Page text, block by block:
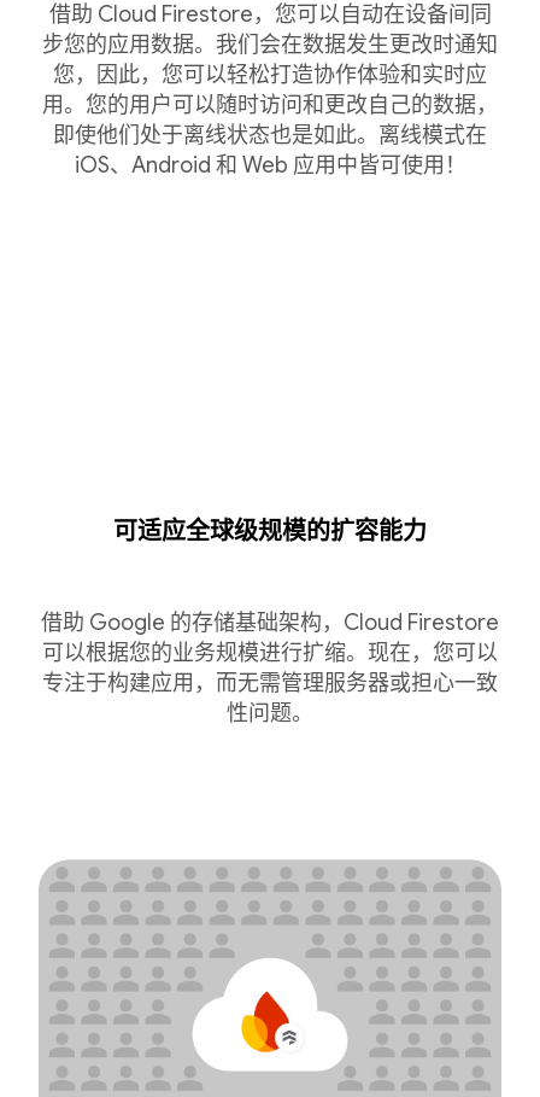
借助 Cloud Firestore，您可以自动在设备间同
步您的应用数据。我们会在数据发生更改时通知
您，因此，您可以轻松打造协作体验和实时应
用。您的用户可以随时访问和更改自己的数据，
即使他们处于离线状态也是如此。离线模式在
iOS、Android 和 Web 应用中皆可使用！
可适应全球级规模的扩容能力
借助 Google 的存储基础架构，Cloud Firestore
可以根据您的业务规模进行扩缩。现在，您可以
专注于构建应用，而无需管理服务器或担心一致
性问题。